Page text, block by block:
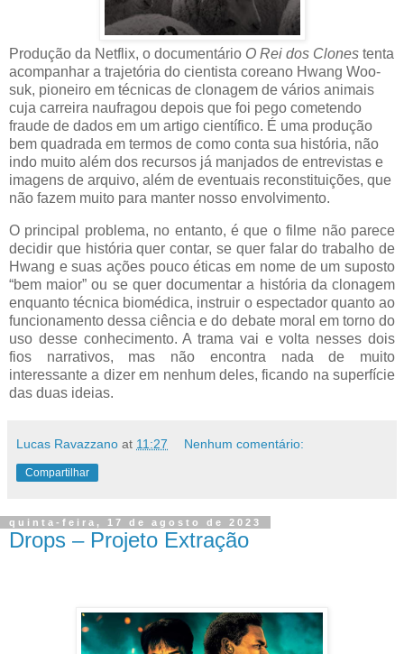
Produção da Netflix, o documentário O Rei dos Clones tenta
acompanhar a trajetória do cientista coreano Hwang Woo-
suk, pioneiro em técnicas de clonagem de vários animais
cuja carreira naufragou depois que foi pego cometendo
fraude de dados em um artigo científico. É uma produção
bem quadrada em termos de como conta sua história, não
indo muito além dos recursos já manjados de entrevistas e
imagens de arquivo, além de eventuais reconstituições, que
não fazem muito para manter nosso envolvimento.
O principal problema, no entanto, é que o filme não parece
decidir que história quer contar, se quer falar do trabalho de
Hwang e suas ações pouco éticas em nome de um suposto
“bem maior” ou se quer documentar a história da clonagem
enquanto técnica biomédica, instruir o espectador quanto ao
funcionamento dessa ciência e do debate moral em torno do
uso desse conhecimento. A trama vai e volta nesses dois
fios narrativos, mas não encontra nada de muito
interessante a dizer em nenhum deles, ficando na superfície
das duas ideias.
Lucas Ravazzano at 11:27 Nenhum comentário:
Compartilhar
quinta-feira, 17 de agosto de 2023
Drops – Projeto Extração